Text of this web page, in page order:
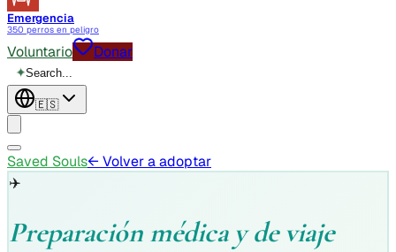
Emergencia
350 perros en peligro
Voluntario Donar
✦Search...
🇪🇸
Saved Souls← Volver a adoptar
✈️
Preparación médica y de viaje